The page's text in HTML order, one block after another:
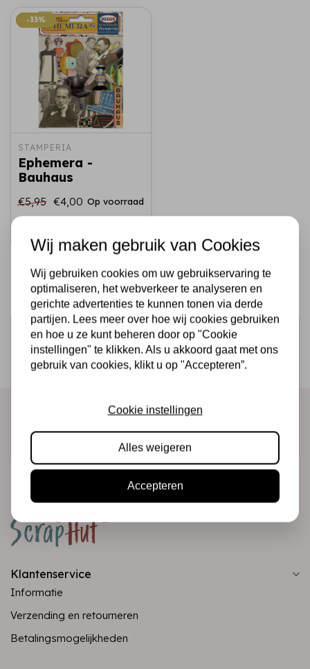
-33%
-33%
STAMPERIA
Ephemera -
Bauhaus
€5,95 €4,00 Op voorraad
Schrijf je in voor de nieuwsbrief
Ontvang als eerste onze actie en nieuwe producten
direct in je mailbox!
Abonneer
Klantenservice
Informatie
Verzending en retourneren
Betalingsmogelijkheden
Wij maken gebruik van Cookies
Wij gebruiken cookies om uw gebruikservaring te
optimaliseren, het webverkeer te analyseren en
gerichte advertenties te kunnen tonen via derde
partijen. Lees meer over hoe wij cookies gebruiken
en hoe u ze kunt beheren door op "Cookie
instellingen" te klikken. Als u akkoord gaat met ons
gebruik van cookies, klikt u op "Accepteren”.
Cookie instellingen
Alles weigeren
Accepteren